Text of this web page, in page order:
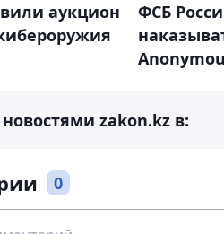
аукцион
ФСБ
zakon.kz в:
0